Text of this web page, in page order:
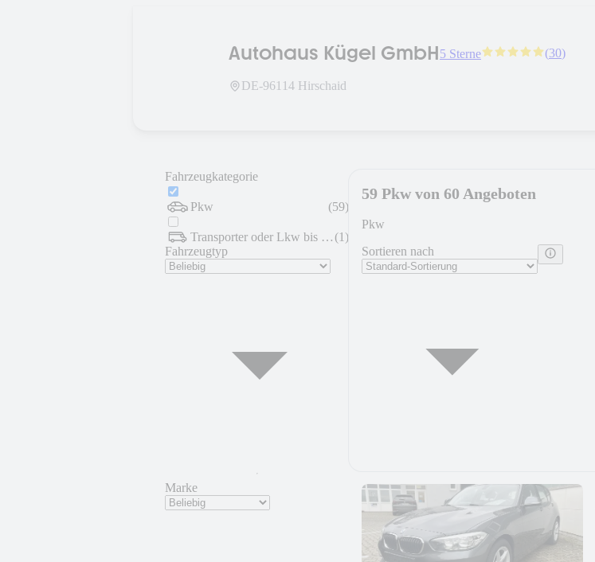
Autohaus Kügel GmbH5 Sterne (30)
DE-96114 Hirschaid
Fahrzeugkategorie
Pkw (59)
Transporter oder Lkw bis 7,5 t (1)
Fahrzeugtyp
Marke
59 Pkw von 60 Angeboten
Pkw
Sortieren nach